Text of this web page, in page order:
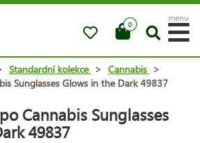
0
menu
Standardní kolekce > Cannabis >
Sunglasses Glows in the Dark 49837
Cannabis Sunglasses
49837